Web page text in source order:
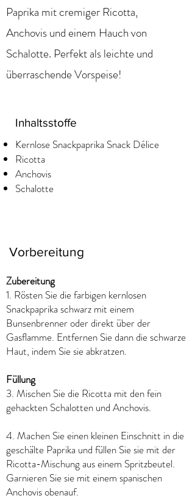
Paprika mit cremiger Ricotta,
Anchovis und einem Hauch von
Schalotte. Perfekt als leichte und
überraschende Vorspeise!
Inhaltsstoffe
Kernlose Snackpaprika Snack Délice
Ricotta
Anchovis
Schalotte
Vorbereitung
Zubereitung
1. Rösten Sie die farbigen kernlosen
Snackpaprika schwarz mit einem
Bunsenbrenner oder direkt über der
Gasflamme. Entfernen Sie dann die schwarze
Haut, indem Sie sie abkratzen.
Füllung
3. Mischen Sie die Ricotta mit den fein
gehackten Schalotten und Anchovis.
4. Machen Sie einen kleinen Einschnitt in die
geschälte Paprika und füllen Sie sie mit der
Ricotta-Mischung aus einem Spritzbeutel.
Garnieren Sie sie mit einem spanischen
Anchovis obenauf.